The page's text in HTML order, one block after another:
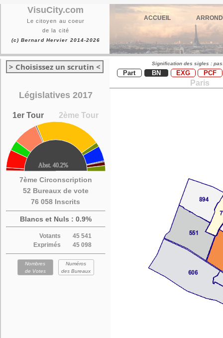
VisuCity.com
Le citoyen au coeur
de la cité
(c) Bernard Hervier 2014-2026
ACCUEIL
> Choisissez un scrutin <
Législatives 2017
1er Tour 2ème Tour
7ème Circonscription
52 Bureaux de vote
76 058 Inscrits
Blancs et Nuls : 0.9%
Votants
45 541
Exprimés
45 098
Nombres
de Votes
Numéros
des Bureaux
Signification des sigles :
Part BN EXG PCF
Paris